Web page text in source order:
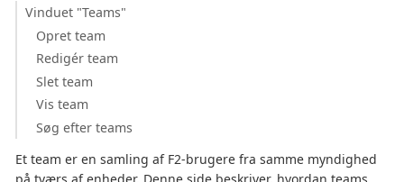
Vinduet "Teams"
Opret team
Redigér team
Slet team
Vis team
Søg efter teams
Et team er en samling af F2-brugere fra samme myndighed